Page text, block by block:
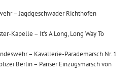
– Jagdgeschwader Richthofen
Kapelle – It’s A Long, Long Way To
– Kavallerie-Parademarsch Nr. 1
Berlin – Pariser Einzugsmarsch von